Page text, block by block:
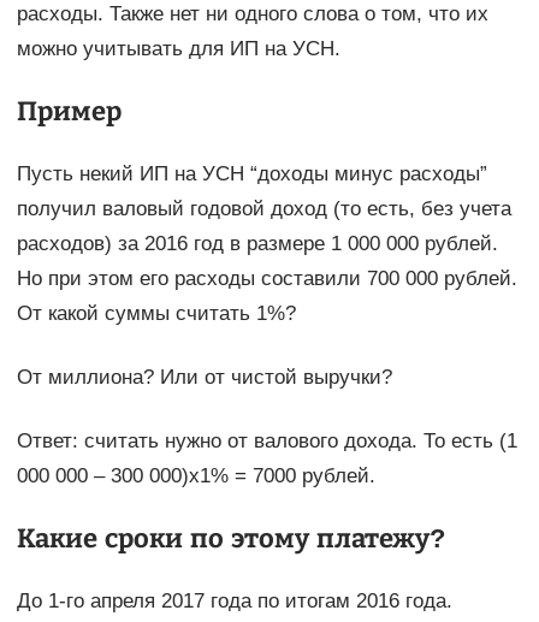
расходы. Также нет ни одного слова о том, что их
можно учитывать для ИП на УСН.
Пример
Пусть некий ИП на УСН “доходы минус расходы”
получил валовый годовой доход (то есть, без учета
расходов) за 2016 год в размере 1 000 000 рублей.
Но при этом его расходы составили 700 000 рублей.
От какой суммы считать 1%?
От миллиона? Или от чистой выручки?
Ответ: считать нужно от валового дохода. То есть (1
000 000 – 300 000)x1% = 7000 рублей.
Какие сроки по этому платежу?
До 1-го апреля 2017 года по итогам 2016 года.